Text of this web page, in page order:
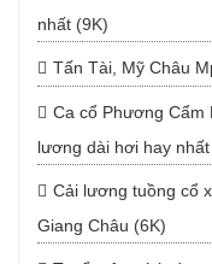
nhất (9K)
Tấn Tài, Mỹ Châu
Ca cổ Phương Cẩm
lương dài hơi hay nhất
Cải lương tuồng cổ
Giang Châu (6K)